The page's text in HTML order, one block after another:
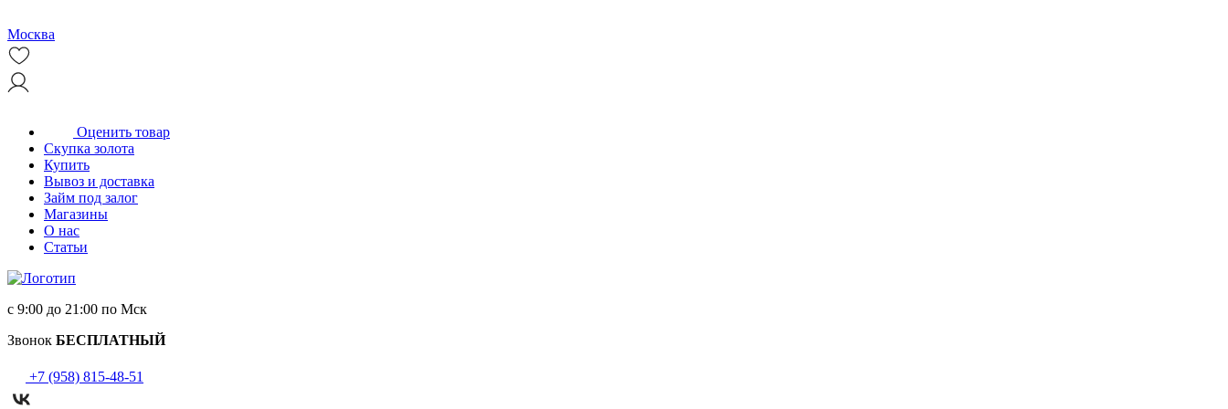
Москва
Оценить товар
Скупка золота
Купить
Вывоз и доставка
Займ под залог
Магазины
О нас
Статьи
с 9:00 до 21:00 по Мск
Звонок БЕСПЛАТНЫЙ
+7 (958) 815-48-51